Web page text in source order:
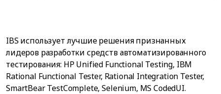
IBS использует лучшие решения признанных
лидеров разработки средств автоматизированного
тестирования: HP Unified Functional Testing, IBM
Rational Functional Tester, Rational Integration Tester,
SmartBear TestComplete, Selenium, MS CodedUI.